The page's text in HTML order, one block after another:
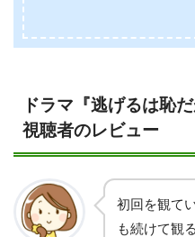
ドラマ『逃げるは恥
視聴者のレビュー
初回を観て
も続けて観